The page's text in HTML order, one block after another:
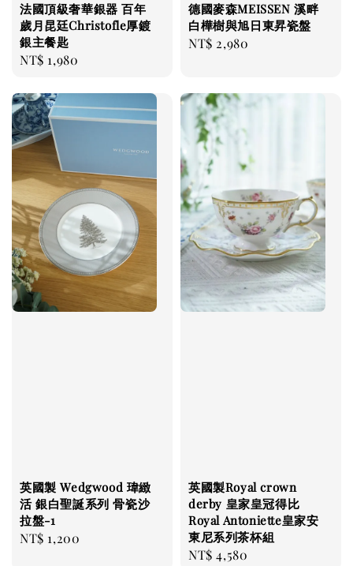
法國頂級奢華銀器 百年
歲月昆廷Christofle厚鍍
銀主餐匙
Regular
NT$ 1,980
德國麥森MEISSEN 溪畔
白樺樹與旭日東昇瓷盤
Regular
NT$ 2,980
英國製 Wedgwood 瑋緻
活 銀白聖誕系列 骨瓷沙
拉盤-1
Regular
NT$ 1,200
英國製Royal crown
derby 皇家皇冠得比
Royal Antoniette皇家安
東尼系列茶杯組
Regular
NT$ 4,580